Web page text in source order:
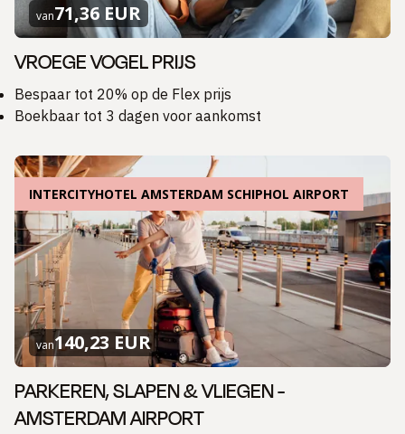
van71,36 EUR
VROEGE VOGEL PRIJS
Bespaar tot 20% op de Flex prijs
Boekbaar tot 3 dagen voor aankomst
INTERCITYHOTEL AMSTERDAM SCHIPHOL AIRPORT
van140,23 EUR
PARKEREN, SLAPEN & VLIEGEN -
AMSTERDAM AIRPORT